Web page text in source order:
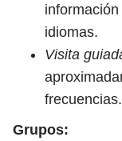
idiomas.
Visita
frecuencias.
Grupos: